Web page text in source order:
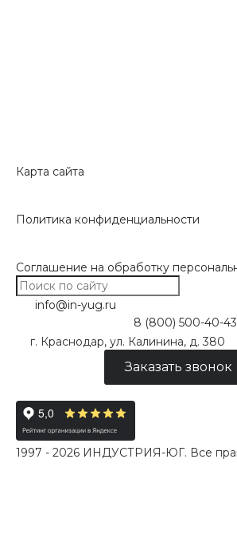
Карта сайта
Политика конфиденциальности
Соглашение на обработку
info@in-yug.ru
8 (800) 500-40-43
г. Краснодар, ул. Калинина, д. 380
Заказать звонок
1997 - 2026 ИНДУСТРИЯ-ЮГ. Все